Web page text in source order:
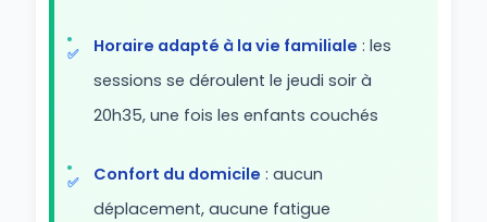
Horaire adapté à la vie familiale : les
sessions se déroulent le jeudi soir à
20h35, une fois les enfants couchés
Confort du domicile : aucun
déplacement, aucune fatigue